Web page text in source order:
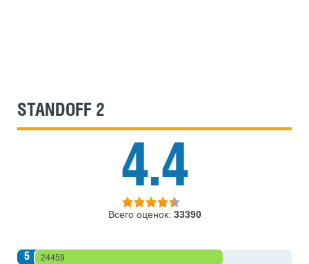
STANDOFF 2
4.4
Всего оценок: 33390
5 24459